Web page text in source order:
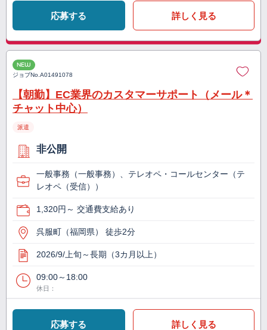
応募する 詳しく見る
NEW
ジョブNo.A01491078
【朝勤】EC業界のカスタマーサポート（メール＊
チャット中心）
派遣
非公開
一般事務（一般事務）、テレオペ・コールセンター（テ
レオペ（受信））
1,320円～ 交通費支給あり
呉服町（福岡県） 徒歩2分
2026/9/上旬～長期（3カ月以上）
09:00～18:00
休日：
応募する 詳しく見る